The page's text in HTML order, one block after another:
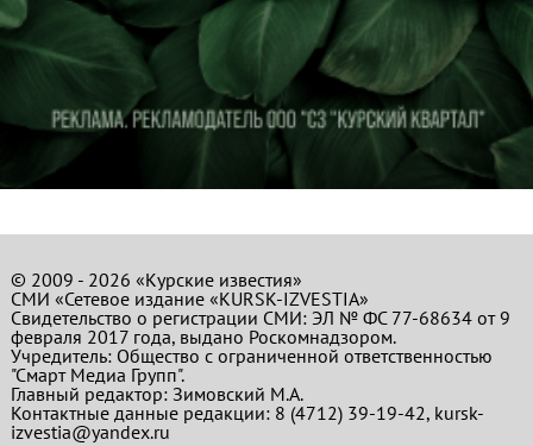
© 2009 - 2026 «Курские известия»
СМИ «Сетевое издание «KURSK-IZVESTIA»
Свидетельство о регистрации СМИ: ЭЛ № ФС 77-68634 от 9
февраля 2017 года, выдано Роскомнадзором.
Учредитель: Общество с ограниченной ответственностью
"Смарт Медиа Групп".
Главный редактор:Зимовский М.А.
Контактные данные редакции: 8 (4712) 39-19-42, kursk-
izvestia@yandex.ru